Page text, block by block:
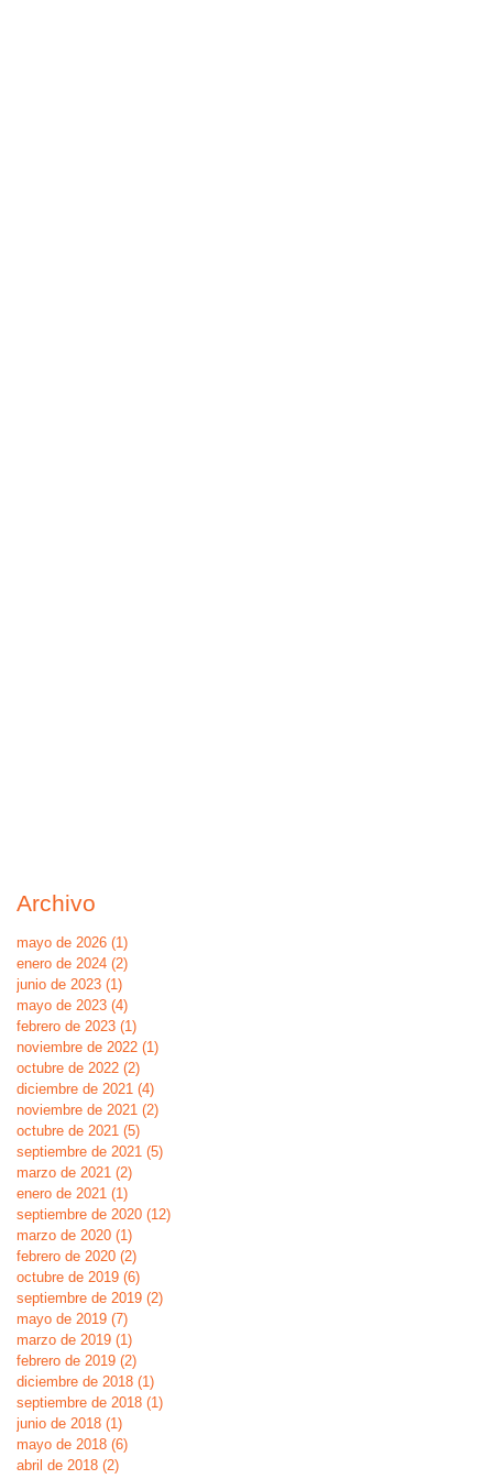
Archivo
mayo de 2026 (1)
enero de 2024 (2)
junio de 2023 (1)
mayo de 2023 (4)
febrero de 2023 (1)
noviembre de 2022 (1)
octubre de 2022 (2)
diciembre de 2021 (4)
noviembre de 2021 (2)
octubre de 2021 (5)
septiembre de 2021 (5)
marzo de 2021 (2)
enero de 2021 (1)
septiembre de 2020 (12)
marzo de 2020 (1)
febrero de 2020 (2)
octubre de 2019 (6)
septiembre de 2019 (2)
mayo de 2019 (7)
marzo de 2019 (1)
febrero de 2019 (2)
diciembre de 2018 (1)
septiembre de 2018 (1)
junio de 2018 (1)
mayo de 2018 (6)
abril de 2018 (2)